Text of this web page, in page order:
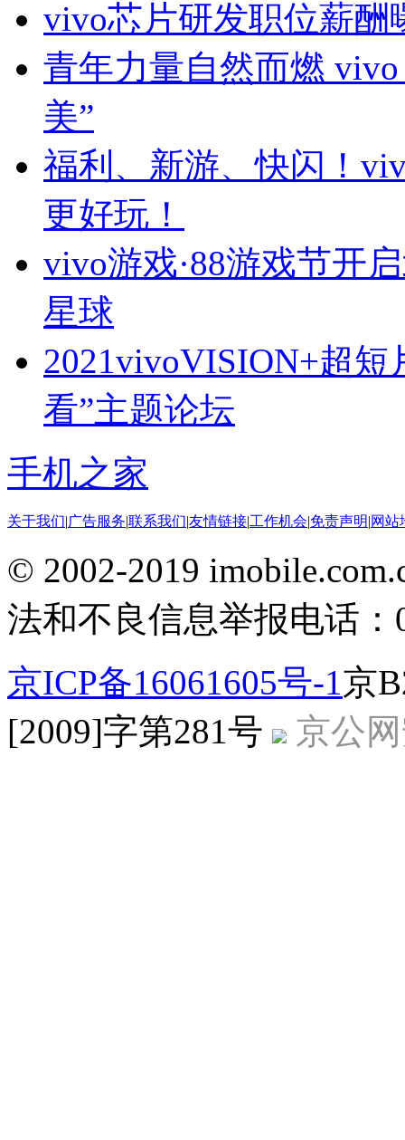
vivo芯片研发职位薪酬
青年力量自然而燃
美”
福利、新游、快闪！
更好玩！
vivo游戏·88游戏节开
星球
2021vivoVISION+超
看”主题论坛
手机之家
关于我们|广告服务|联系我们|友情链接|工作机会|免责声明|网站
© 2002-2019
法和不良信息举报电话：
京ICP备16061605号-1京
[2009]字第281号
京公